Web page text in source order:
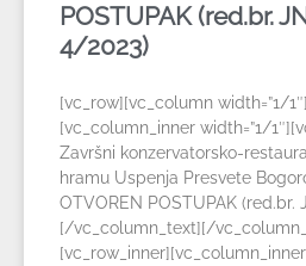
POSTUPAK (red.br.
4/2023)
[vc_row][vc_column width=”1/
[vc_column_inner width=”1/
Završni konzervatorsko-
hramu Uspenja Presvete
OTVOREN POSTUPAK (red.br.
[/vc_column_text][/